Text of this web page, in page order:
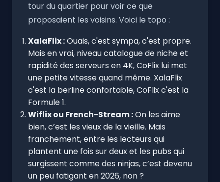
tour du quartier pour voir ce que
proposaient les voisins. Voici le topo :
XalaFlix :Ouais, c'est sympa, c'est propre.
Mais en vrai, niveau catalogue de niche et
rapidité des serveurs en 4K, CoFlix lui met
une petite vitesse quand même. XalaFlix
c'est la berline confortable, CoFlix c'est la
Formule 1.
Wiflix ou French-Stream :On les aime
bien, c’est les vieux de la vieille. Mais
franchement, entre les lecteurs qui
plantent une fois sur deux et les pubs qui
surgissent comme des ninjas, c’est devenu
un peu fatigant en 2026, non ?